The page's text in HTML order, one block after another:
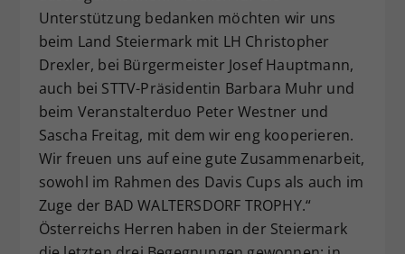
Unterstützung bedanken möchten wir uns
beim Land Steiermark mit LH Christopher
Drexler, bei Bürgermeister Josef Hauptmann,
auch bei STTV-Präsidentin Barbara Muhr und
beim Veranstalterduo Peter Westner und
Sascha Freitag, mit dem wir eng kooperieren.
Wir freuen uns auf eine gute Zusammenarbeit,
sowohl im Rahmen des Davis Cups als auch im
Zuge der BAD WALTERSDORF TROPHY.“
Österreichs Herren haben in der Steiermark